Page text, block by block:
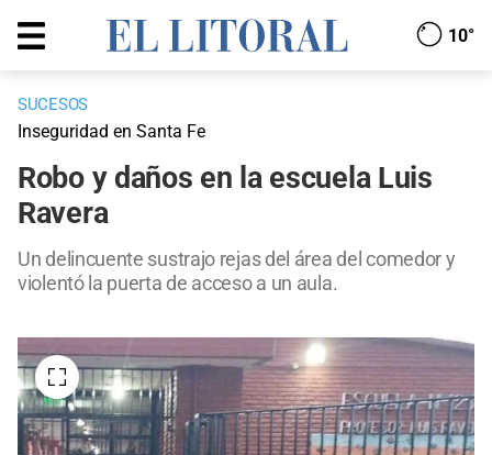
10°
SUCESOS
Inseguridad en Santa Fe
Robo y daños en la escuela Luis
Ravera
Un delincuente sustrajo rejas del área del comedor y
violentó la puerta de acceso a un aula.